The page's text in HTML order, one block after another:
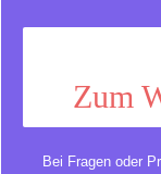
Zum
Bei Fragen oder